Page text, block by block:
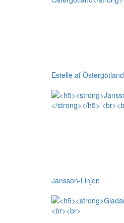
Estelle af Östergötland
Jansson-Linjen